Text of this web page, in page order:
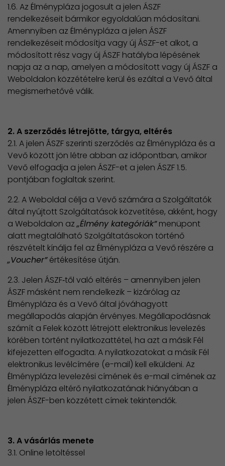
1.6. Az Élménypláza jogosult a jelen ÁSZF
rendelkezéseit bármikor egyoldalúan módosítani.
Amennyiben az Élménypláza a jelen ÁSZF
rendelkezéseit módosítja vagy új ÁSZF-et alkot, a
módosított rész vagy új ÁSZF hatályba lépésének
napja az a nap, amelyen a módosított vagy új ÁSZF a
Weboldalon közzétételre kerül és ezáltal a Vevő által
megismerhetővé válik.
2. A szerződés létrejötte, tárgya, eltérés
2.1. A jelen ÁSZF szerinti szerződés az Élménypláza és a
Vevő között jön létre abban az időpontban, amikor
Vevő elfogadja a jelen ÁSZF-et a jelen ÁSZF 1.5.
pontjában foglaltak szerint.
2.2. A Weboldal célja a Vevő számára a Szolgáltatók
által nyújtott Szolgáltatások közvetítése, akként, hogy
a Weboldalon az „Élmény kategóriák”menüpont
alatt megtalálható Szolgáltatásokon történő
részvételt kínálja fel az Élménypláza a Vevő részére a
„Voucher”értékesítése útján.
2.3. Jelen ÁSZF‐től való eltérés – amennyiben jelen
ÁSZF másként nem rendelkezik – kizárólag az
Élménypláza és a Vevő által jóváhagyott
megállapodás alapján érvényes. Megállapodásnak
számít a Felek között létrejött elektronikus levelezés
körében történt nyilatkozattétel, ha azt a másik Fél
kifejezetten elfogadta. A nyilatkozatokat a másik Fél
elektronikus levélcímére (e-mail) kell elküldeni. Az
Élménypláza levelezési címének és e-mail címének az
Élménypláza eltérő nyilatkozatának hiányában a
jelen ÁSZF-ben közzétett címek tekintendők.
3. A vásárlás menete
3.1. Online letöltéssel